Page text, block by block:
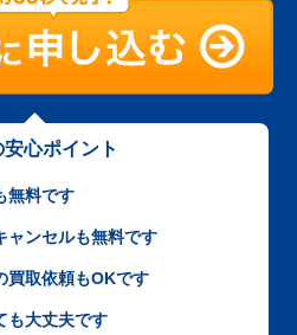
心ポイント
無料です
ャンセルも無料です
買取依頼もOKです
も大丈夫です